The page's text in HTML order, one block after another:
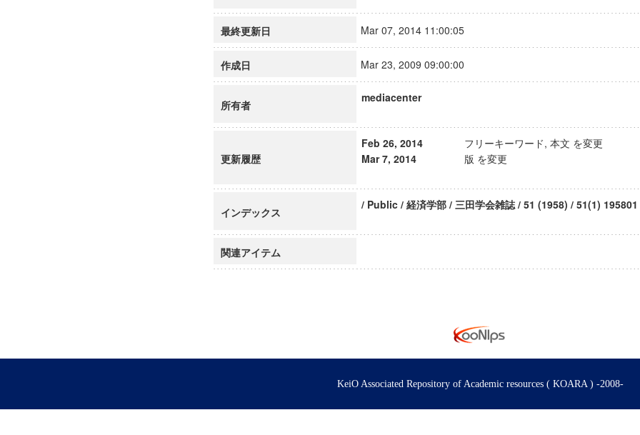
最終更新日 Mar 07, 2014 11:00:05
作成日 Mar 23, 2009 09:00:00
所有者
mediacenter
更新履歴
Feb 26, 2014
フリーキーワード, 本文 を変更
Mar 7, 2014
版 を変更
インデックス
/ Public / 経済学部 / 三田学会雑誌 / 51 (1958) / 51(1) 195801
関連アイテム
KeiO Associated Repository of Academic resources ( KOARA ) -2008-